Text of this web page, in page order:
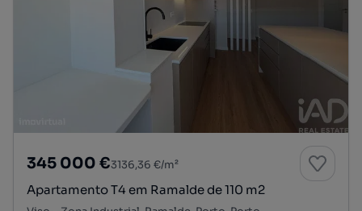
345 000 €3136,36 €/m²
Apartamento T4 em Ramalde de 110 m2